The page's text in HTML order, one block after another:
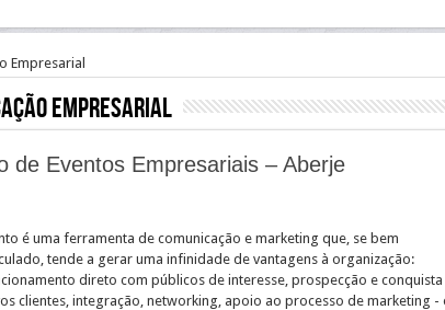
Empresarial
Empresarial
de Eventos Empresariais – Aberje
é uma ferramenta de comunicação e marketing que, se bem
tende a gerar uma infinidade de vantagens à organização:
direto com públicos de interesse, prospecção e conquista
clientes, integração, networking, apoio ao processo de marketing -